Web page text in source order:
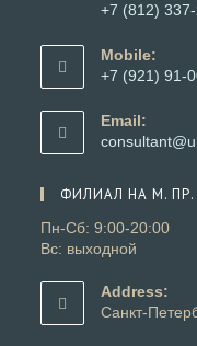
+7 (812)
в
вашем
Mobile:
+7 (921) 91-
в
вашем
Email:
ФИЛИАЛ НА М.
Пн-Сб: 9:00-20:00
Вс: выходной
Address:
Санкт-